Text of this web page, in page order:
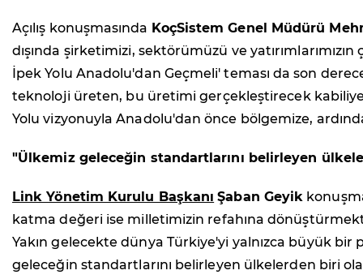
Açılış konuşmasında KoçSistem Genel Müdürü
dışında şirketimizi, sektörümüzü ve
İpek Yolu Anadolu'dan Geçmeli' teması da son
teknoloji üreten, bu üretimi gerçekleştirecek
Yolu vizyonuyla Anadolu'dan önce bölgemize,
"Ülkemiz geleceğin standartlarını belirleyen
Link Yönetim Kurulu Başkanı Şaban Geyik
katma değeri ise milletimizin refahına
Yakın gelecekte dünya Türkiye'yi yalnızca büyük
geleceğin standartlarını belirleyen ülkelerden biri